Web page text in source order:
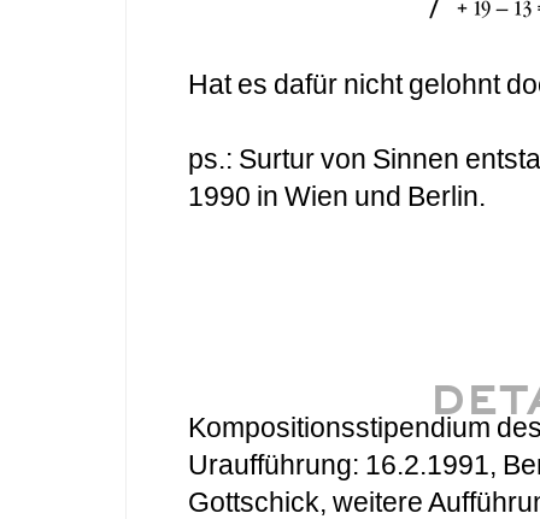
Hat es dafür nicht gelohnt
ps.: Surtur von Sinnen
1990 in Wien und Berlin.
Kompositionsstipendium
Uraufführung: 16.2.1991,
Gottschick, weitere